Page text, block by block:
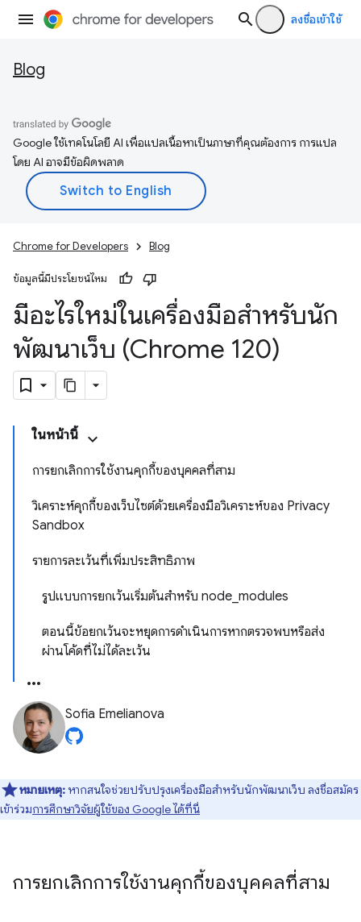
ลงชื่อเข้าใช้
Blog
Google ใช้เทคโนโลยี AI เพื่อแปลเนื้อหาเป็นภาษาที่คุณต้องการ การแปล
โดย AI อาจมีข้อผิดพลาด
Chrome for Developers Blog
ข้อมูลนี้มีประโยชน์ไหม
มีอะไรใหม่ในเครื่องมือสำหรับนัก
พัฒนาเว็บ (Chrome 120)
ในหน้านี้
การยกเลิกการใช้งานคุกกี้ของบุคคลที่สาม
วิเคราะห์คุกกี้ของเว็บไซต์ด้วยเครื่องมือวิเคราะห์ของ Privacy
Sandbox
รายการละเว้นที่เพิ่มประสิทธิภาพ
รูปแบบการยกเว้นเริ่มต้นสำหรับ node_modules
ตอนนี้ข้อยกเว้นจะหยุดการดำเนินการหากตรวจพบหรือส่ง
ผ่านโค้ดที่ไม่ได้ละเว้น
Sofia Emelianova
หมายเหตุ: หากสนใจช่วยปรับปรุงเครื่องมือสำหรับนักพัฒนาเว็บ ลงชื่อสมัคร
เข้าร่วมการศึกษาวิจัยผู้ใช้ของ Google ได้ที่นี่
การยกเลิกการใช้งานคุกกี้ของบุคคลที่สาม